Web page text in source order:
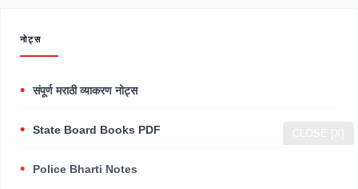
नोट्स
संपूर्ण मराठी व्याकरण नोट्स
State Board Books PDF
Police Bharti Notes